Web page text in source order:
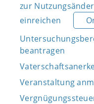
zur
einreichen
beantragen
Veranstaltung